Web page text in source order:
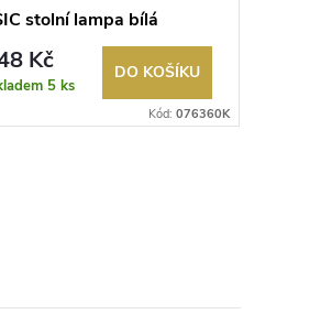
stolní lampa bílá
Kč
5 ks
DO KOŠÍKU
Kód: 076360K